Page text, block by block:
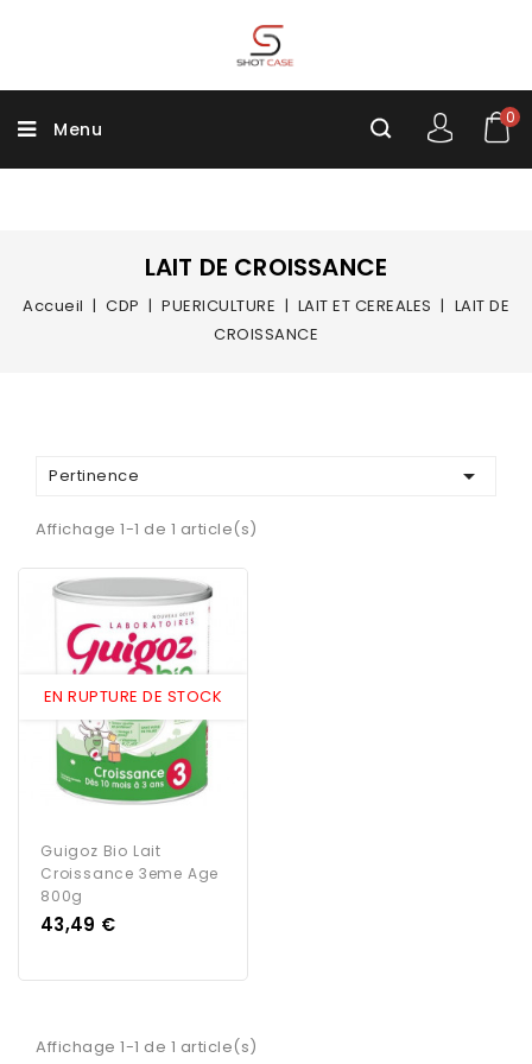
Menu
0
LAIT DE CROISSANCE
Accueil CDP PUERICULTURE LAIT ET CEREALES
LAIT DE
CROISSANCE
Pertinence 
Affichage 1-1 de 1 article(s)
EN RUPTURE DE STOCK
Guigoz Bio Lait
Croissance 3eme Age
800g
Prix
43,49 €
Affichage 1-1 de 1 article(s)